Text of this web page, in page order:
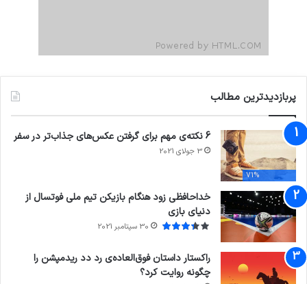
پربازدیدترین مطالب
71%
6 نکته‌ی مهم برای گرفتن عکس‌های جذاب‌تر در سفر
3 جولای 2021
خداحافظی زود هنگام بازیکن تیم ملی فوتسال از
دنیای بازی
30 سپتامبر 2021
راکستار داستان فوق‌العاده‌ی رد دد ریدمپشن را
چگونه روایت کرد؟